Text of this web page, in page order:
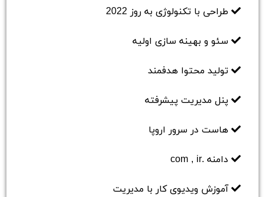
طراحی با تکنولوژی به روز 2022
سئو و بهینه سازی اولیه
تولید محتوا هدفمند
پنل مدیریت پیشرفته
هاست در سرور اروپا
دامنه .com , ir
آموزش ویدیوی کار با مدیریت